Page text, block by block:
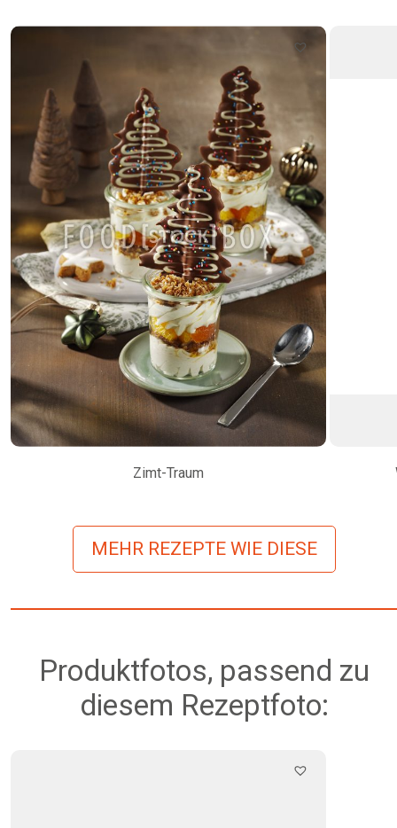
Zimt-Traum
MEHR REZEPTE WIE DIESE
Produktfotos, passend zu
diesem Rezeptfoto: